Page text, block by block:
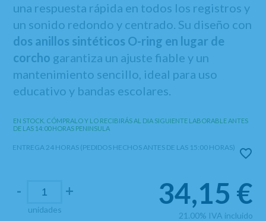
una respuesta rápida en todos los registros y
un sonido redondo y centrado. Su diseño con
dos anillos sintéticos O-ring en lugar de
corcho garantiza un ajuste fiable y un
mantenimiento sencillo, ideal para uso
educativo y bandas escolares.
EN STOCK. CÓMPRALO Y LO RECIBIRÁS AL DIA SIGUIENTE LABORABLE ANTES
DE LAS 14:00 HORAS PENINSULA
ENTREGA 24 HORAS (PEDIDOS HECHOS ANTES DE LAS 15:00 HORAS)
-
unidades
+ 34,15 €
21.00% IVA incluido